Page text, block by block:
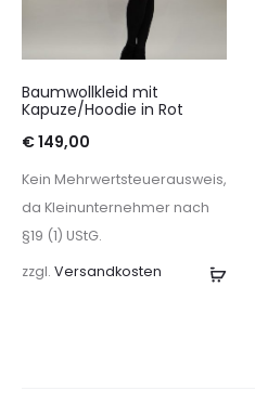
Baumwollkleid mit
Kapuze/Hoodie in Rot
€149,00
Kein Mehrwertsteuerausweis,
da Kleinunternehmer nach
§19 (1) UStG.
zzgl. Versandkosten